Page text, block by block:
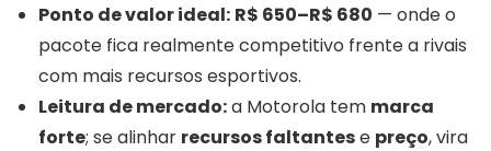
Ponto de valor ideal: R$ 650–R$ 680 — onde o
pacote fica realmente competitivo frente a rivais
com mais recursos esportivos.
Leitura de mercado:a Motorola tem marca
forte; se alinhar recursos faltantese preço, vira